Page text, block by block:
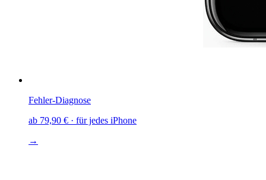
Fehler-Diagnose
ab 79,90 € · für jedes iPhone
→